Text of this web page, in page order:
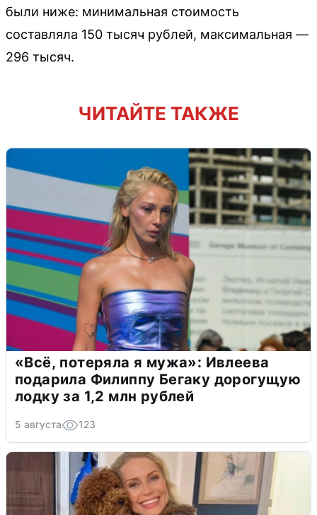
были ниже: минимальная стоимость
составляла 150 тысяч рублей, максимальная —
296 тысяч.
ЧИТАЙТЕ ТАКЖЕ
«Всё, потеряла я мужа»: Ивлеева
подарила Филиппу Бегаку дорогущую
лодку за 1,2 млн рублей
5 августа 123